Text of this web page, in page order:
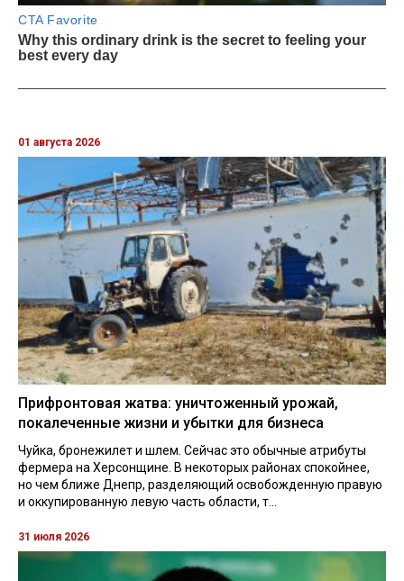
01 августа 2026
Прифронтовая жатва: уничтоженный урожай,
покалеченные жизни и убытки для бизнеса
Чуйка, бронежилет и шлем. Сейчас это обычные атрибуты
фермера на Херсонщине. В некоторых районах спокойнее,
но чем ближе Днепр, разделяющий освобожденную правую
и оккупированную левую часть области, т...
31 июля 2026